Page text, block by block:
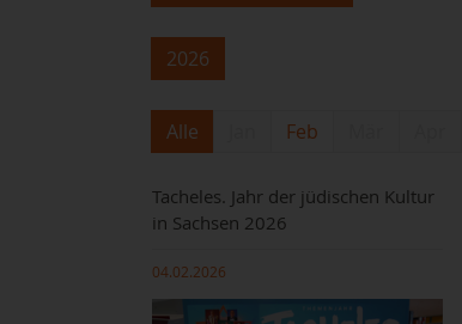
2026
Alle Feb
Tacheles. Jahr der jüdischen Kultur
in Sachsen 2026
04.02.2026